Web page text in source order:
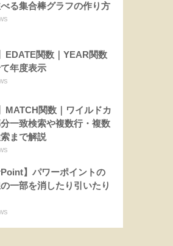
る集合棒グラフの作り方
EDATE関数｜YEAR関数
年度表示
MATCH関数｜ワイルドカ
一致検索や複数行・複数
まで解説
】パワーポイントの
一部を消したり引いたり